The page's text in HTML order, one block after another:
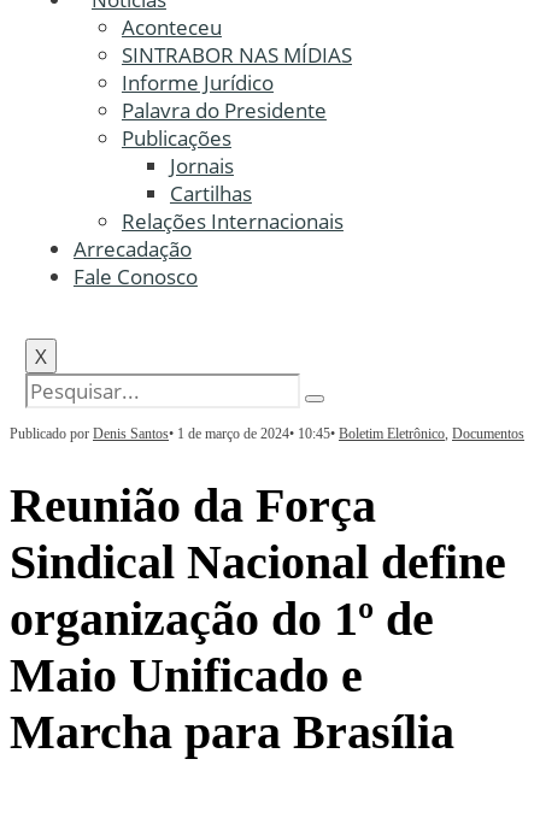
Aconteceu
SINTRABOR NAS MÍDIAS
Informe Jurídico
Palavra do Presidente
Publicações
Jornais
Cartilhas
Relações Internacionais
Arrecadação
Fale Conosco
X
Publicado por Denis Santos• 1 de março de 2024• 10:45• Boletim Eletrônico, Documentos
Reunião da Força
Sindical Nacional define
organização do 1º de
Maio Unificado e
Marcha para Brasília